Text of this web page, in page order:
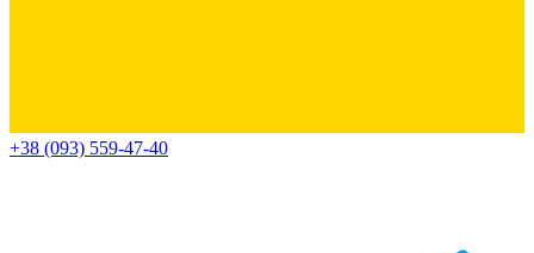
+38 (093) 559-47-40